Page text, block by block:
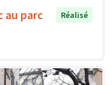
au parc
Réalisé